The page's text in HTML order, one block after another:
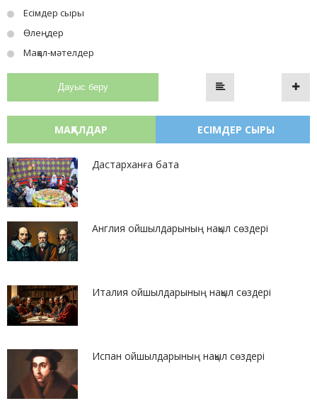
Есімдер сыры
Өлеңдер
Мақал-мәтелдер
Дауыс беру
МАҚАЛДАР ЕСІМДЕР СЫРЫ
Дастарханға бата
Англия ойшылдарының нақыл сөздері
Италия ойшылдарының нақыл сөздері
Испан ойшылдарының нақыл сөздері